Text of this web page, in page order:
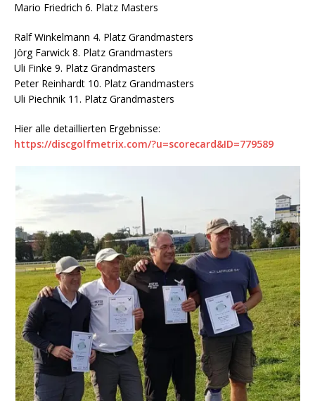
Mario Friedrich 6. Platz Masters
Ralf Winkelmann 4. Platz Grandmasters
Jörg Farwick 8. Platz Grandmasters
Uli Finke 9. Platz Grandmasters
Peter Reinhardt 10. Platz Grandmasters
Uli Piechnik 11. Platz Grandmasters
Hier alle detaillierten Ergebnisse:
https://discgolfmetrix.com/?u=scorecard&ID=779589